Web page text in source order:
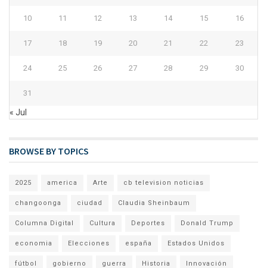
10 11 12 13 14 15 16
17 18 19 20 21 22 23
24 25 26 27 28 29 30
31
« Jul
BROWSE BY TOPICS
2025 america Arte cb television noticias
changoonga ciudad Claudia Sheinbaum
Columna Digital Cultura Deportes Donald Trump
economia Elecciones españa Estados Unidos
fútbol gobierno guerra Historia Innovación